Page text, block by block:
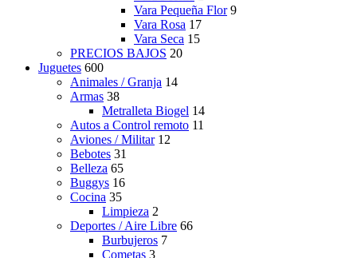
Vara Pequeña Flor 9
Vara Rosa 17
Vara Seca 15
PRECIOS BAJOS 20
Juguetes 600
Animales / Granja 14
Armas 38
Metralleta Biogel 14
Autos a Control remoto 11
Aviones / Militar 12
Bebotes 31
Belleza 65
Buggys 16
Cocina 35
Limpieza 2
Deportes / Aire Libre 66
Burbujeros 7
Cometas 3